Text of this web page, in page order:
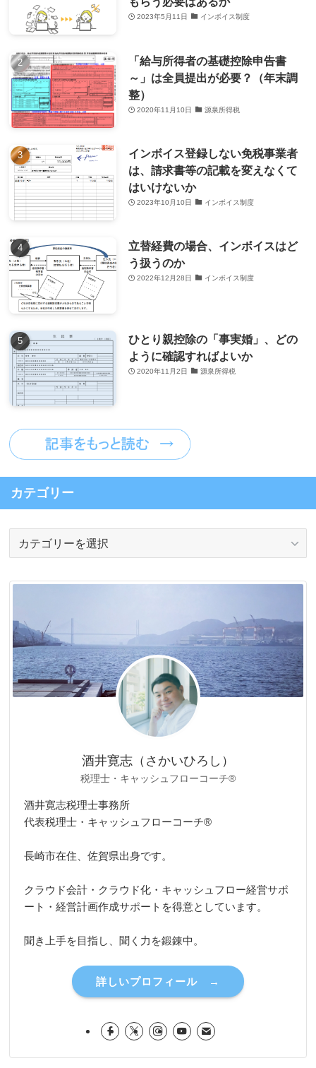
2023年5月11日 インボイス制度
「給与所得者の基礎控除申告書
～」は全員提出が必要？（年末調
整）
2020年11月10日 源泉所得税
インボイス登録しない免税事業者
は、請求書等の記載を変えなくて
はいけないか
2023年10月10日 インボイス制度
立替経費の場合、インボイスはど
う扱うのか
2022年12月28日 インボイス制度
ひとり親控除の「事実婚」、どの
ように確認すればよいか
2020年11月2日 源泉所得税
カテゴリー
リ
酒井寛志（さかいひろし）
税理士・キャッシュフローコーチ®
酒井寛志税理士事務所
代表税理士・キャッシュフローコーチ®
長崎市在住、佐賀県出身です。
クラウド会計・クラウド化・キャッシュフロー経営サポ
ート・経営計画作成サポートを得意としています。
聞き上手を目指し、聞く力を鍛錬中。
詳しいプロフィール →